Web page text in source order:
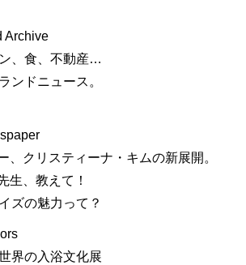
Archive
、食、不動産…
ンドニュース。
、クリスティーナ・キムの新展開。
生、教えて！
ズの魅力って？
界の入浴文化展